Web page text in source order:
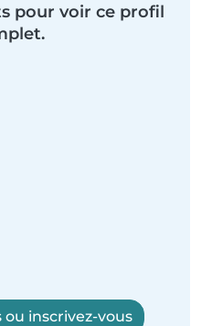
pour voir ce profil
inscrivez-vous